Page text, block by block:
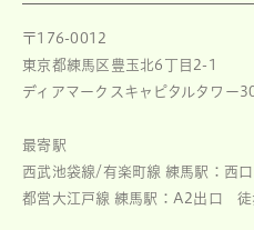
〒176-0012
東京都練馬区豊玉北6丁目2-1
ディアマークスキャピタルタワー
最寄駅
西武池袋線/有楽町線 練馬駅：西
都営大江戸線 練馬駅：A2出口